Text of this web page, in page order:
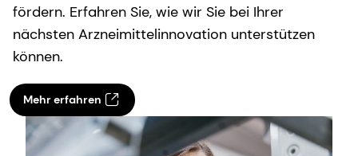
fördern. Erfahren Sie, wie wir Sie bei Ihrer
nächsten Arzneimittelinnovation unterstützen
können.
Mehr erfahren